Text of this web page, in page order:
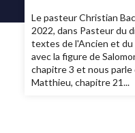
Le pasteur Christian
2022, dans Pasteur du
textes de l'Ancien et
avec la figure de
chapitre 3 et nous parle
Matthieu, chapitre 21...